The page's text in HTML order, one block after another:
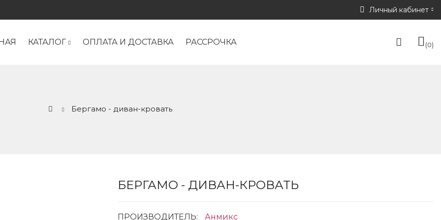
Личный кабинет
КАТАЛОГ ОПЛАТА И ДОСТАВКА РАССРОЧКА 0
Бергамо - диван-кровать
БЕРГАМО - ДИВАН-КРОВАТЬ
ПРОИЗВОДИТЕЛЬ: Анмикс